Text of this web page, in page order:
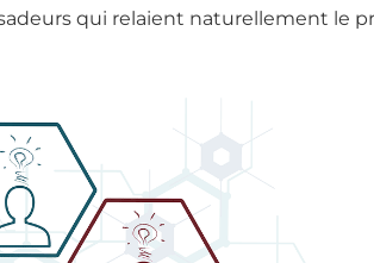
qui relaient naturellement le